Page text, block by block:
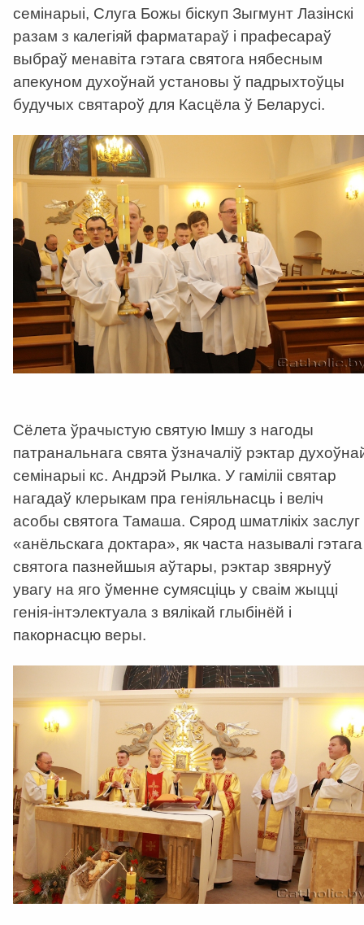
семінарыі, Слуга Божы біскуп Зыгмунт Лазінскі
разам з калегіяй фарматараў і прафесараў
выбраў менавіта гэтага святога нябесным
апекуном духоўнай установы ў падрыхтоўцы
будучых святароў для Касцёла ў Беларусі.
Сёлета ўрачыстую святую Імшу з нагоды
патранальнага свята ўзначаліў рэктар
семінарыі кс. Андрэй Рылка. У гаміліі святар
нагадаў клерыкам пра геніяльнасць і веліч
асобы святога Тамаша. Сярод шматлікіх заслуг
«анёльскага доктара», як часта называлі гэтага
святога пазнейшыя аўтары, рэктар звярнуў
увагу на яго ўменне сумясціць у сваім жыцці
генія-інтэлектуала з вялікай глыбінёй і
пакорнасцю веры.